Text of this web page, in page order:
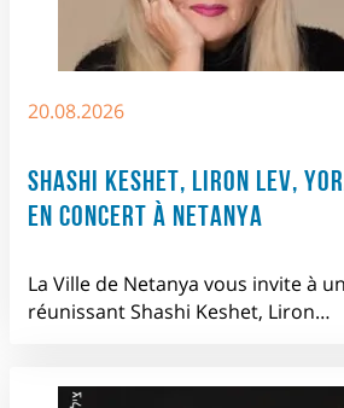
20.08.2026
SHASHI KESHET, LIRON LEV,
EN CONCERT À NETANYA
La Ville de Netanya vous invite à
réunissant Shashi Keshet, Liron…